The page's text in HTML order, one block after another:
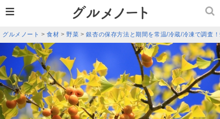
グルメノート >食材 >野菜 >銀杏の保存方法と期間を常温/冷蔵/冷凍で調査
≡